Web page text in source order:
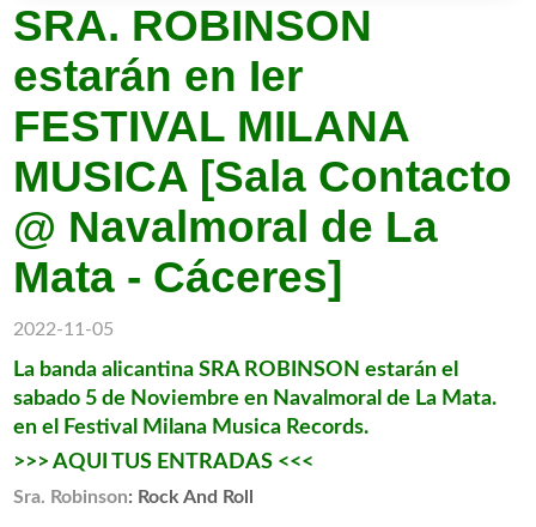
SRA. ROBINSON
estarán en Ier
FESTIVAL MILANA
MUSICA [Sala Contacto
@ Navalmoral de La
Mata - Cáceres]
2022-11-05
La banda alicantina SRA ROBINSON estarán el
sabado 5 de Noviembre en Navalmoral de La Mata.
en el Festival Milana Musica Records.
>>> AQUI TUS ENTRADAS <<<
Sra. Robinson: Rock And Roll